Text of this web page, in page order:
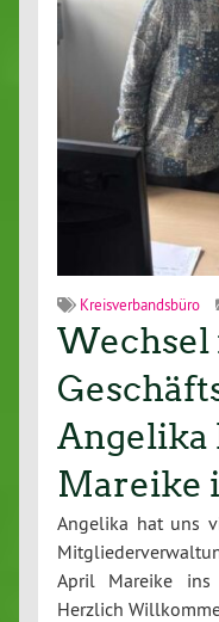
Kreisverbandsbüro
Wechsel
Mareike
Angelika hat uns
April Mareike ins
Herzlich